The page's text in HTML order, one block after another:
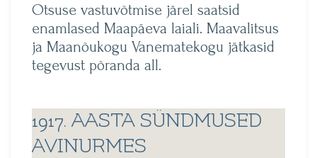
Otsuse vastuvõtmise järel saatsid
enamlased Maapäeva laiali. Maavalitsus
ja Maanõukogu Vanematekogu jätkasid
tegevust põranda all.
1917. AASTA SÜNDMUSED
AVINURMES